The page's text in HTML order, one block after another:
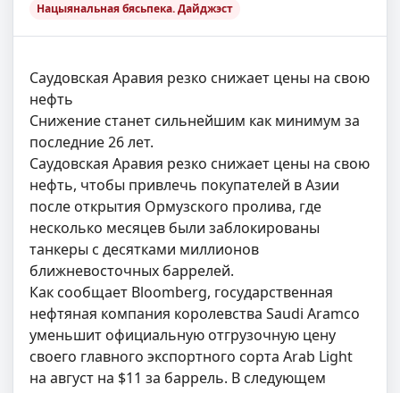
Нацыянальная бясьпека. Дайджэст
Саудовская Аравия резко снижает цены на свою
нефть
Снижение станет сильнейшим как минимум за
последние 26 лет.
Саудовская Аравия резко снижает цены на свою
нефть, чтобы привлечь покупателей в Азии
после открытия Ормузского пролива, где
несколько месяцев были заблокированы
танкеры с десятками миллионов
ближневосточных баррелей.
Как сообщает Bloomberg, государственная
нефтяная компания королевства Saudi Aramсо
уменьшит официальную отгрузочную цену
своего главного экспортного сорта Arab Light
на август на $11 за баррель. В следующем